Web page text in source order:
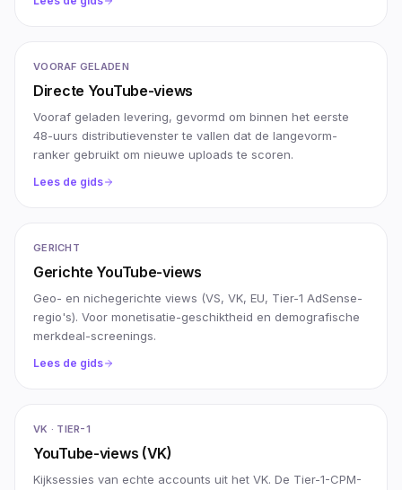
VOORAF GELADEN
Directe YouTube-views
Vooraf geladen levering, gevormd om binnen het eerste
48-uurs distributievenster te vallen dat de langevorm-
ranker gebruikt om nieuwe uploads te scoren.
Lees de gids
GERICHT
Gerichte YouTube-views
Geo- en nichegerichte views (VS, VK, EU, Tier-1 AdSense-
regio's). Voor monetisatie-geschiktheid en demografische
merkdeal-screenings.
Lees de gids
VK · TIER-1
YouTube-views (VK)
Kijksessies van echte accounts uit het VK. De Tier-1-CPM-